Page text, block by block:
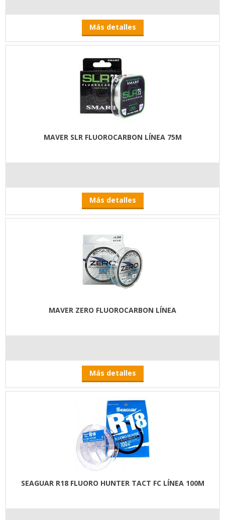
Más detalles
MAVER SLR FLUOROCARBON LÍNEA 75M
Más detalles
MAVER ZERO FLUOROCARBON LÍNEA
Más detalles
SEAGUAR R18 FLUORO HUNTER TACT FC LÍNEA 100M